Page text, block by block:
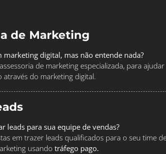
de Marketing
marketing digital, mas não entende nada?
de marketing especializada, para
através do marketing digital.
leads para sua equipe de vendas?
em trazer leads qualificados para o seu time
usando tráfego pago.